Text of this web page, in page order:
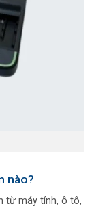
nào?
từ máy tính, ô tô,